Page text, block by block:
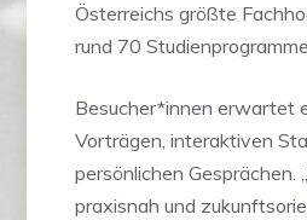
Österreichs größte
rund 70
Besucher*innen erwartet
Vorträgen, interaktiven
persönlichen
praxisnah und